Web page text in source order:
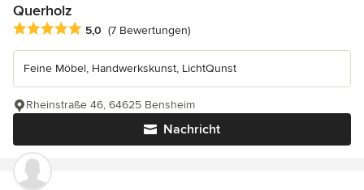
Querholz
Durchschnittliche Bewertung: 5 von 5 Sternen
5,0 (7 Bewertungen)
Feine Möbel, Handwerkskunst, LichtQunst
Nachricht
Rheinstraße 46, 64625 Bensheim